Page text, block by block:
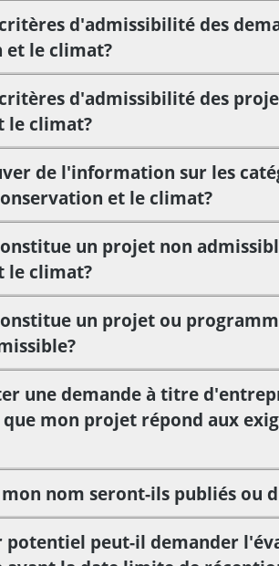
d'admissibilité des
et le climat?
d'admissibilité des
le climat?
de l'information sur les
et le climat?
un projet non
le climat?
un projet ou
une demande à titre
mon projet répond aux
nom seront-ils publiés ou
potentiel peut-il demander